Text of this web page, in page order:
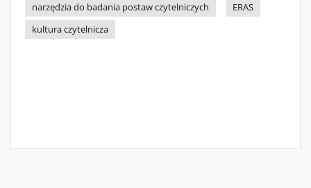
narzędzia do badania postaw czytelniczych
ERAS
kultura czytelnicza